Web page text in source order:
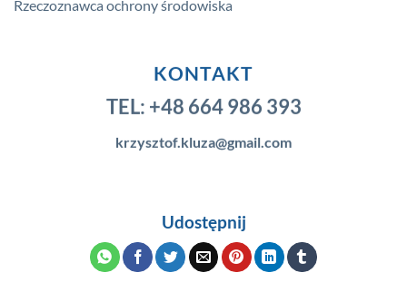
Rzeczoznawca ochrony środowiska
KONTAKT
TEL: +48 664 986 393
krzysztof.kluza@gmail.com
Udostępnij